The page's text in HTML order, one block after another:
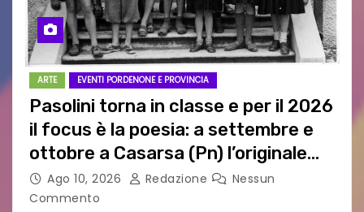
ARTE EVENTI PORDENONE E PROVINCIA
Pasolini torna in classe e per il 2026
il focus è la poesia: a settembre e
ottobre a Casarsa (Pn) l’originale
percorso per docenti delle scuole
medie e superiori
Ago 10, 2026 Redazione
Nessun
Commento